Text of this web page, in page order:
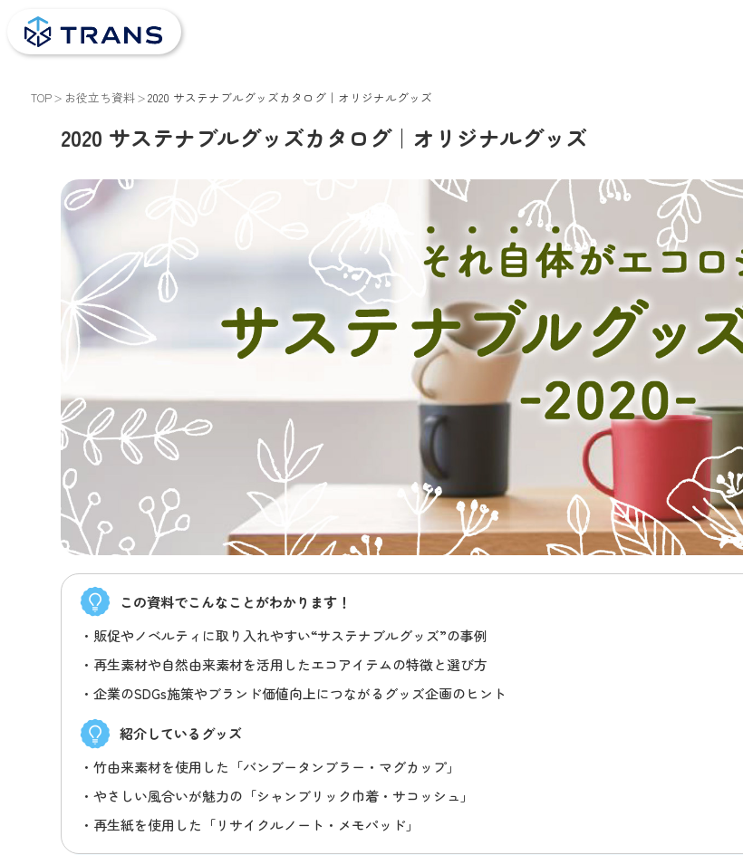
TOP お役立ち資料 2020 サステナブルグッズカタログ｜オリジナルグッズ
2020 サステナブルグッズカタログ｜オリジナルグッズ
この資料でこんなことがわかります！
販促やノベルティに取り入れやすい“サステナブルグッズ”の事例
再生素材や自然由来素材を活用したエコアイテムの特徴と選び方
企業のSDGs施策やブランド価値向上につながるグッズ企画のヒント
紹介しているグッズ
竹由来素材を使用した「バンブータンブラー・マグカップ」
やさしい風合いが魅力の「シャンブリック巾着・サコッシュ」
再生紙を使用した「リサイクルノート・メモパッド」